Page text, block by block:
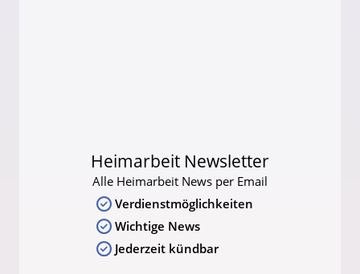
Heimarbeit Newsletter
Alle Heimarbeit News per Email
Verdienstmöglichkeiten
Wichtige News
Jederzeit kündbar